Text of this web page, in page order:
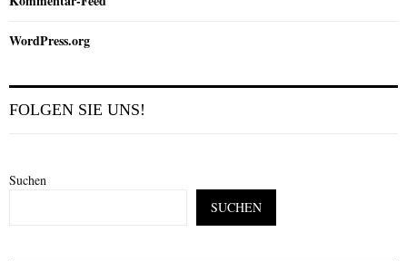
WordPress.org
FOLGEN SIE UNS!
Suchen
SUCHEN